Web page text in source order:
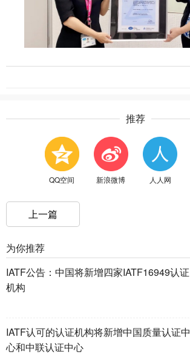
推荐
QQ空间 新浪微博 人人网
上一篇
为你推荐
IATF公告：中国将新增四家IATF16949认证
机构
IATF认可的认证机构将新增中国质量认证中
心和中联认证中心